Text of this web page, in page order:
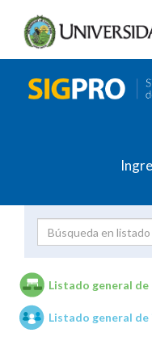
Unidades de
Listado general
Listado general